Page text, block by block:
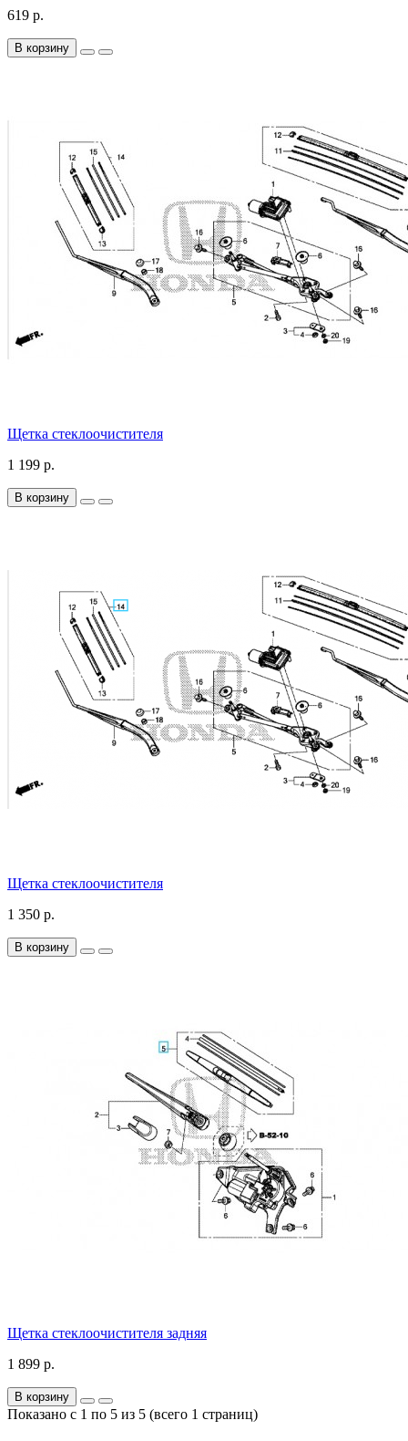
619 р.
В корзину
Щетка стеклоочистителя
1 199 р.
В корзину
Щетка стеклоочистителя
1 350 р.
В корзину
Щетка стеклоочистителя задняя
1 899 р.
В корзину
Показано с 1 по 5 из 5 (всего 1 страниц)